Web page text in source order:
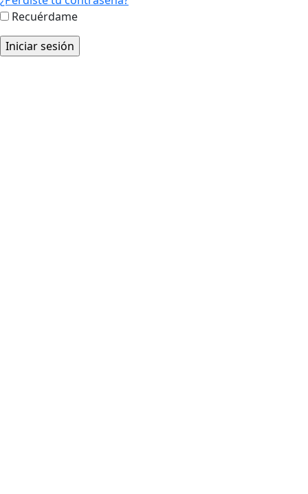
Recuérdame